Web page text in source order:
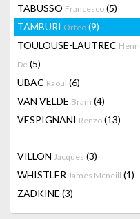
TABUSSO Francesco (5)
TAMBURI Orfeo (9)
TOULOUSE-LAUTREC Henri
De (5)
UBAC Raoul (6)
VAN VELDE Bram (4)
VESPIGNANI Renzo (13)
VILLON Jacques (3)
WHISTLER James Mcneill (1)
ZADKINE (3)